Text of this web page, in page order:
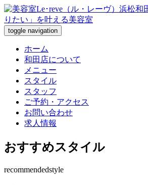
toggle navigation
ホーム
和田店について
メニュー
スタイル
スタッフ
ご予約・アクセス
お問い合わせ
求人情報
おすすめスタイル
recommendedstyle